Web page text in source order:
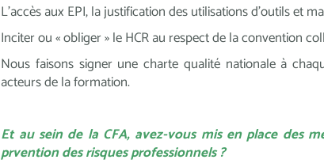
L’accès aux EPI, la justification des utilisations d’outils et
Inciter ou « obliger » le HCR au respect de la convention
Nous faisons signer une charte qualité nationale à
acteurs de la formation.
Et au sein de la CFA, avez-vous mis en place des
prvention des risques professionnels ?